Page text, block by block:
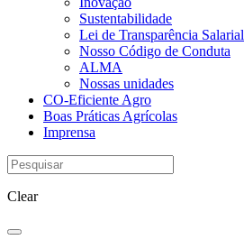
Sustentabilidade
Lei de Transparência Salarial
Nosso Código de Conduta
ALMA
Nossas unidades
CO-Eficiente Agro
Boas Práticas Agrícolas
Imprensa
Clear